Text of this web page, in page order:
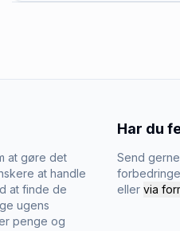
at gøre det
at handle
at finde de
ugens
penge og
Har du
Send
eller via